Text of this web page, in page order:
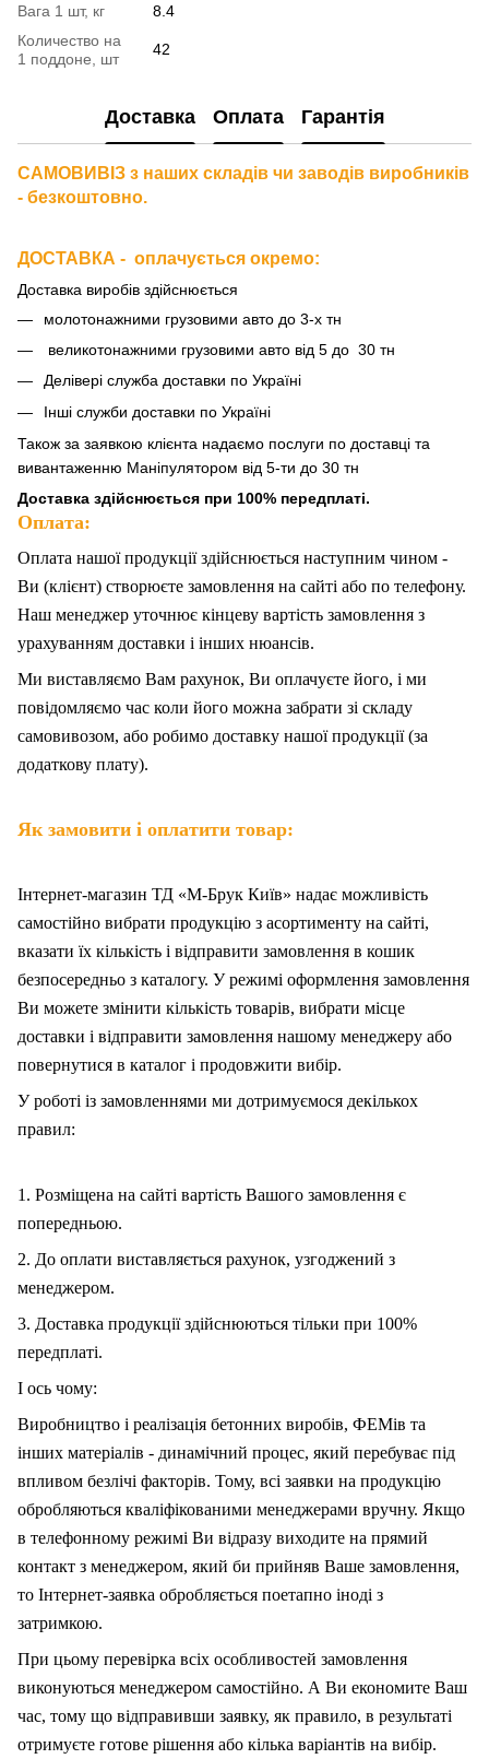
Вага 1 шт, кг
8.4
Количество на
1 поддоне, шт
42
Доставка Оплата Гарантія
САМОВИВІЗ з наших складів чи заводів виробників
- безкоштовно.
ДОСТАВКА - оплачується окремо:
Доставка виробів здійснюється
молотонажними грузовими авто до 3-х тн
великотонажними грузовими авто від 5 до 30 тн
Делівері служба доставки по Україні
Інші служби доставки по Україні
Також за заявкою клієнта надаємо послуги по доставці та
вивантаженню Маніпулятором від 5-ти до 30 тн
Доставка здійснюється при 100% передплаті.
Оплата:
Оплата нашої продукції здійснюється наступним чином -
Ви (клієнт) створюєте замовлення на сайті або по телефону.
Наш менеджер уточнює кінцеву вартість замовлення з
урахуванням доставки і інших нюансів.
Ми виставляємо Вам рахунок, Ви оплачуєте його, і ми
повідомляємо час коли його можна забрати зі складу
самовивозом, або робимо доставку нашої продукції (за
додаткову плату).
Як замовити і оплатити товар:
Інтернет-магазин ТД «М-Брук Київ» надає можливість
самостійно вибрати продукцію з асортименту на сайті,
вказати їх кількість і відправити замовлення в кошик
безпосередньо з каталогу. У режимі оформлення замовлення
Ви можете змінити кількість товарів, вибрати місце
доставки і відправити замовлення нашому менеджеру або
повернутися в каталог і продовжити вибір.
У роботі із замовленнями ми дотримуємося декількох
правил:
1. Розміщена на сайті вартість Вашого замовлення є
попередньою.
2. До оплати виставляється рахунок, узгоджений з
менеджером.
3. Доставка продукції здійснюються тільки при 100%
передплаті.
І ось чому:
Виробництво і реалізація бетонних виробів, ФЕМів та
інших матеріалів - динамічний процес, який перебуває під
впливом безлічі факторів. Тому, всі заявки на продукцію
обробляються кваліфікованими менеджерами вручну. Якщо
в телефонному режимі Ви відразу виходите на прямий
контакт з менеджером, який би прийняв Ваше замовлення,
то Інтернет-заявка обробляється поетапно іноді з
затримкою.
При цьому перевірка всіх особливостей замовлення
виконуються менеджером самостійно. А Ви економите Ваш
час, тому що відправивши заявку, як правило, в результаті
отримуєте готове рішення або кілька варіантів на вибір.